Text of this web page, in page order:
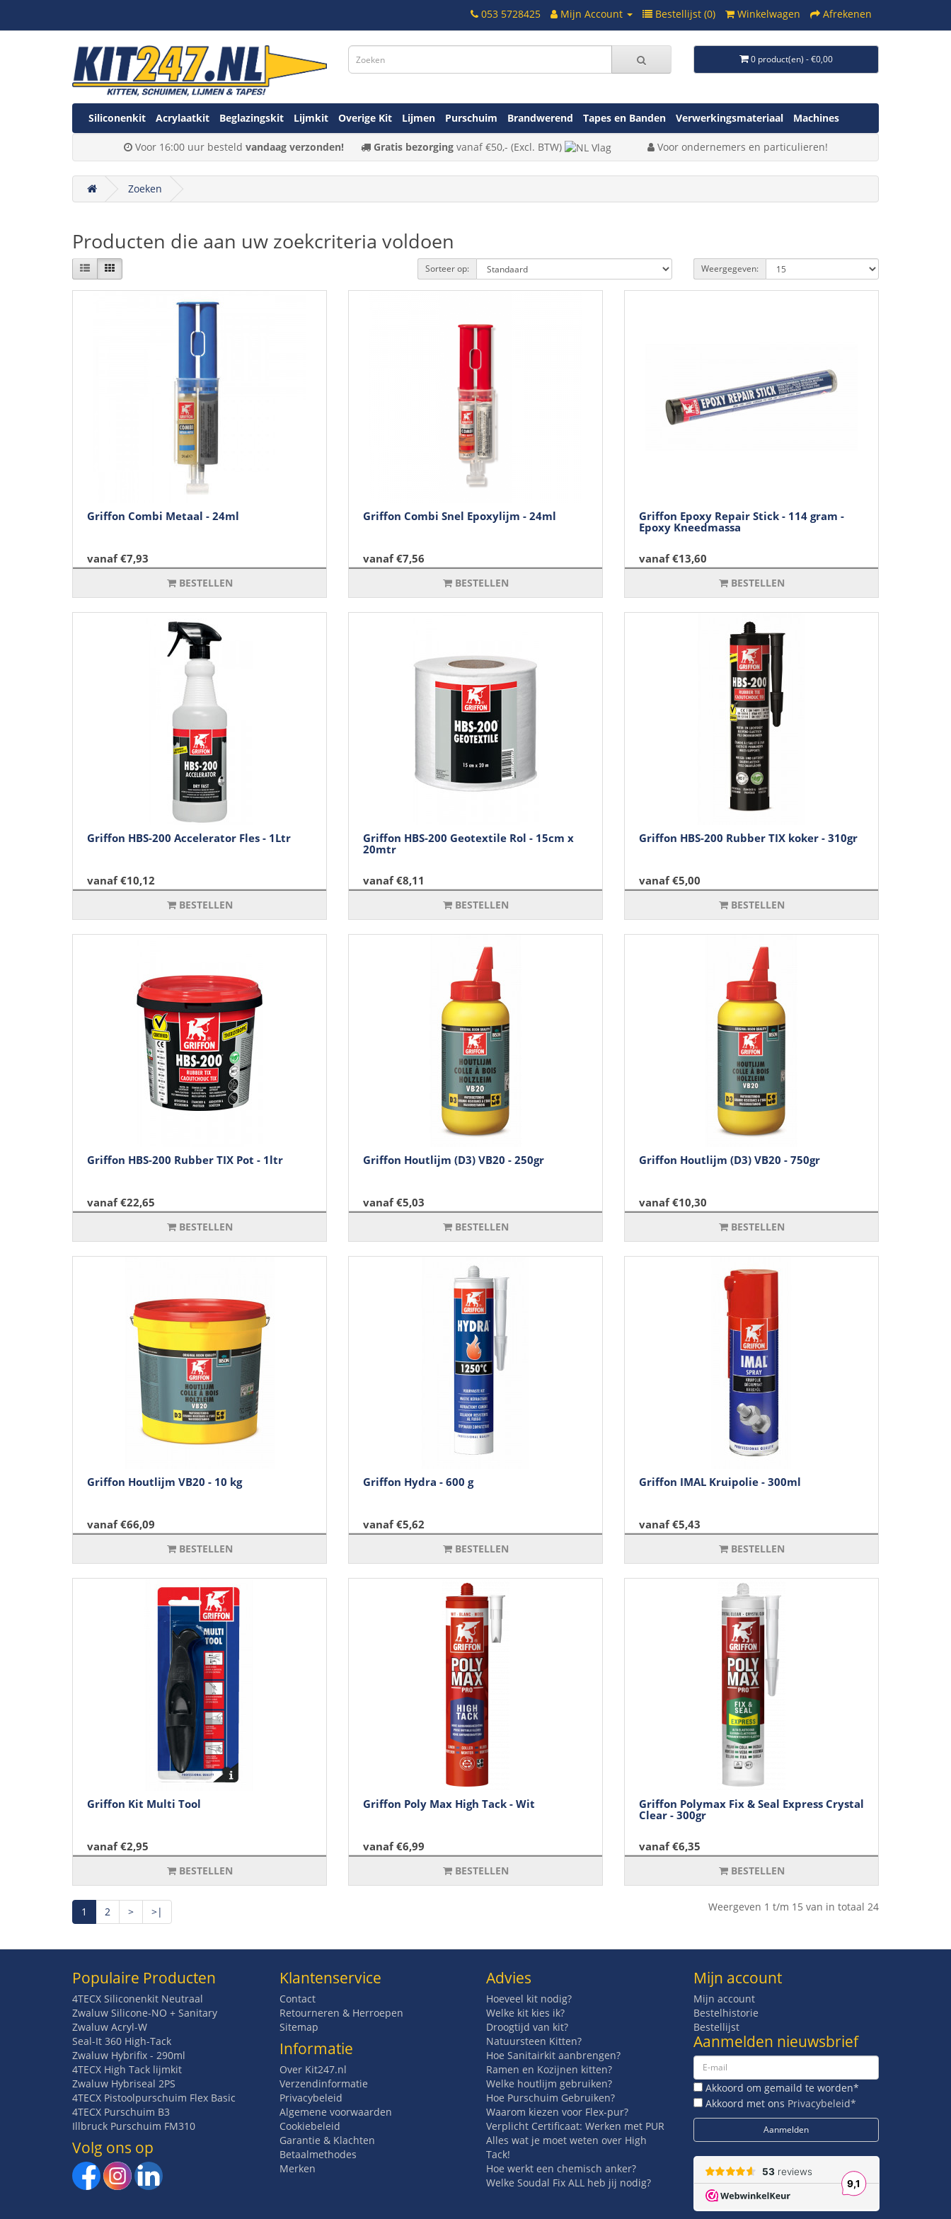
053 5728425 Mijn Account Bestellijst (0) Winkelwagen Afrekenen
0 product(en) - €0,00
Siliconenkit Acrylaatkit Beglazingskit Lijmkit Overige Kit Lijmen Purschuim Brandwerend Tapes en Banden Verwerkingsmateriaal Machines
Voor 16:00 uur besteld vandaag verzonden! Gratis bezorgingvanaf€50,- (Excl. BTW) Voor ondernemers en particulieren!
Zoeken
Producten die aan uw zoekcriteria voldoen
Sorteer op: Weergegeven:
Griffon Combi Metaal - 24ml
vanaf €7,93
BESTELLEN
Griffon Combi Snel Epoxylijm - 24ml
vanaf €7,56
BESTELLEN
Griffon Epoxy Repair Stick - 114 gram -
Epoxy Kneedmassa
vanaf €13,60
BESTELLEN
Griffon HBS-200 Accelerator Fles - 1Ltr
vanaf €10,12
BESTELLEN
Griffon HBS-200 Geotextile Rol - 15cm x
20mtr
vanaf €8,11
BESTELLEN
Griffon HBS-200 Rubber TIX koker - 310gr
vanaf €5,00
BESTELLEN
Griffon HBS-200 Rubber TIX Pot - 1ltr
vanaf €22,65
BESTELLEN
Griffon Houtlijm (D3) VB20 - 250gr
vanaf €5,03
BESTELLEN
Griffon Houtlijm (D3) VB20 - 750gr
vanaf €10,30
BESTELLEN
Griffon Houtlijm VB20 - 10 kg
vanaf €66,09
BESTELLEN
Griffon Hydra - 600 g
vanaf €5,62
BESTELLEN
Griffon IMAL Kruipolie - 300ml
vanaf €5,43
BESTELLEN
Griffon Kit Multi Tool
vanaf €2,95
BESTELLEN
Griffon Poly Max High Tack - Wit
vanaf €6,99
BESTELLEN
Griffon Polymax Fix & Seal Express Crystal
Clear - 300gr
vanaf €6,35
BESTELLEN
1 2 > >| Weergeven 1 t/m 15 van in totaal 24
Populaire Producten
4TECX Siliconenkit Neutraal
Zwaluw Silicone-NO + Sanitary
Zwaluw Acryl-W
Seal-It 360 High-Tack
Zwaluw Hybrifix - 290ml
4TECX High Tack lijmkit
Zwaluw Hybriseal 2PS
4TECX Pistoolpurschuim Flex Basic
4TECX Purschuim B3
Illbruck Purschuim FM310
Volg ons op
Klantenservice
Contact
Retourneren & Herroepen
Sitemap
Informatie
Over Kit247.nl
Verzendinformatie
Privacybeleid
Algemene voorwaarden
Cookiebeleid
Garantie & Klachten
Betaalmethodes
Merken
Advies
Hoeveel kit nodig?
Welke kit kies ik?
Droogtijd van kit?
Natuursteen Kitten?
Hoe Sanitairkit aanbrengen?
Ramen en Kozijnen kitten?
Welke houtlijm gebruiken?
Hoe Purschuim Gebruiken?
Waarom kiezen voor Flex-pur?
Verplicht Certificaat: Werken met PUR
Alles wat je moet weten over High
Tack!
Hoe werkt een chemisch anker?
Welke Soudal Fix ALL heb jij nodig?
Mijn account
Mijn account
Bestelhistorie
Bestellijst
Aanmelden nieuwsbrief
Akkoord om gemaild te worden*
Akkoord met ons Privacybeleid*